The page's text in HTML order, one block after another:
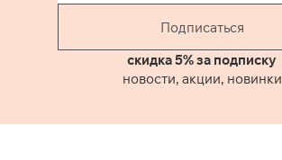
Подписаться
скидка 5% за подписку
новости, акции, новинки